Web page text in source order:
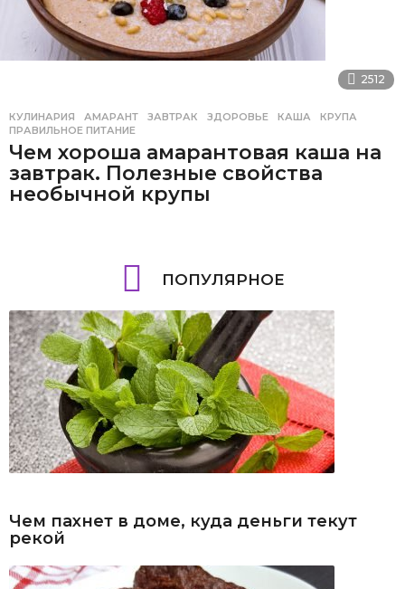
2512
КУЛИНАРИЯ АМАРАНТ ,ЗАВТРАК ,ЗДОРОВЬЕ ,КАША ,КРУПА
ПРАВИЛЬНОЕ ПИТАНИЕ
Чем хороша амарантовая каша на
завтрак. Полезные свойства
необычной крупы
ПОПУЛЯРНОЕ
Чем пахнет в доме, куда деньги текут
рекой